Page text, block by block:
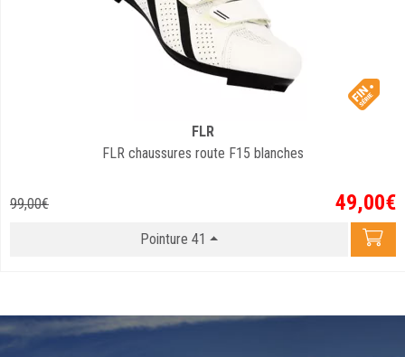
FLR
FLR chaussures route F15 blanches
99,00€ 49,00€
Pointure 41